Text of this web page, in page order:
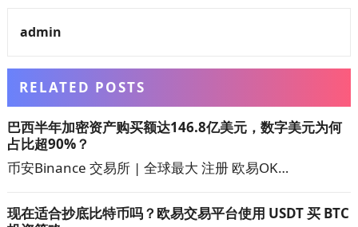
admin
RELATED POSTS
巴西半年加密资产购买额达146.8亿美元，数字美元为何
占比超90%？
币安Binance 交易所 | 全球最大 注册 欧易OK…
现在适合抄底比特币吗？欧易交易平台使用 USDT 买 BTC